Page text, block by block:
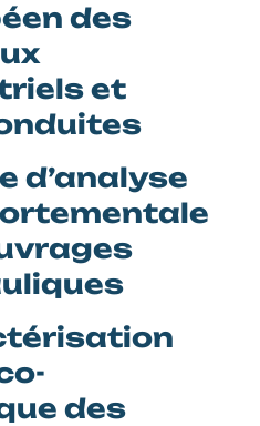
des
et
d’analyse
des